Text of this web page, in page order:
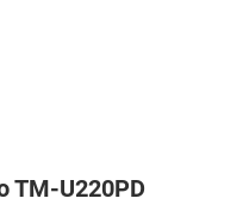
TM-U220PD